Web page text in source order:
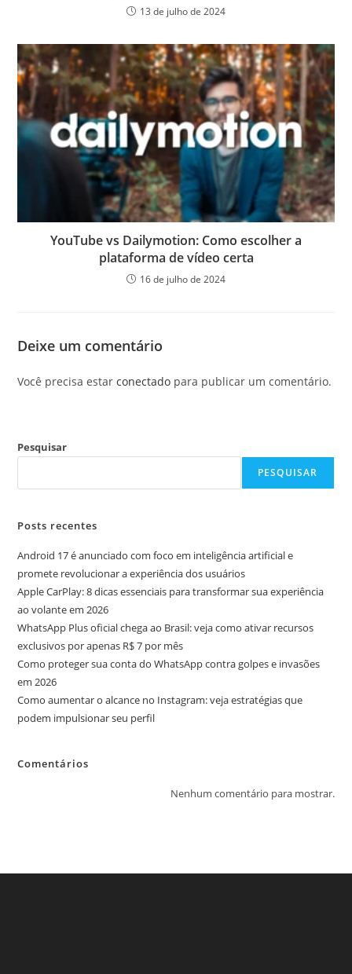
13 de julho de 2024
YouTube vs Dailymotion: Como escolher a
plataforma de vídeo certa
16 de julho de 2024
Deixe um comentário
Você precisa estarconectado para publicar um comentário.
Pesquisar
PESQUISAR
Posts recentes
Android 17 é anunciado com foco em inteligência artificial e
promete revolucionar a experiência dos usuários
Apple CarPlay: 8 dicas essenciais para transformar sua experiência
ao volante em 2026
WhatsApp Plus oficial chega ao Brasil: veja como ativar recursos
exclusivos por apenas R$ 7 por mês
Como proteger sua conta do WhatsApp contra golpes e invasões
em 2026
Como aumentar o alcance no Instagram: veja estratégias que
podem impulsionar seu perfil
Comentários
Nenhum comentário para mostrar.